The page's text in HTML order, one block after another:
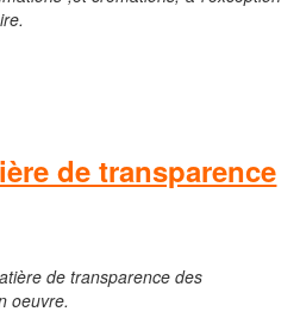
de transparence
de transparence des
oeuvre.